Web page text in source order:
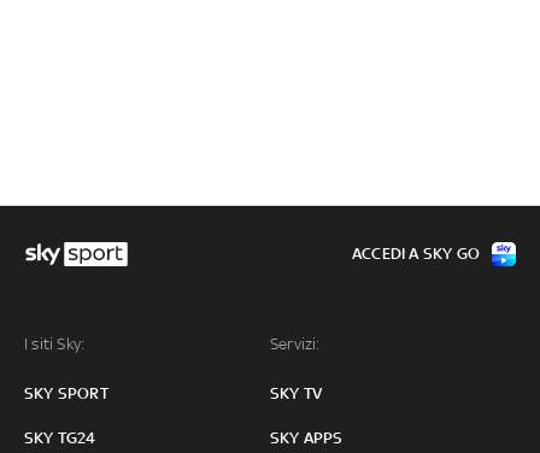
I siti Sky:
SKY SPORT
SKY TG24
Servizi:
SKY TV
SKY APPS
ACCEDI A SKY GO